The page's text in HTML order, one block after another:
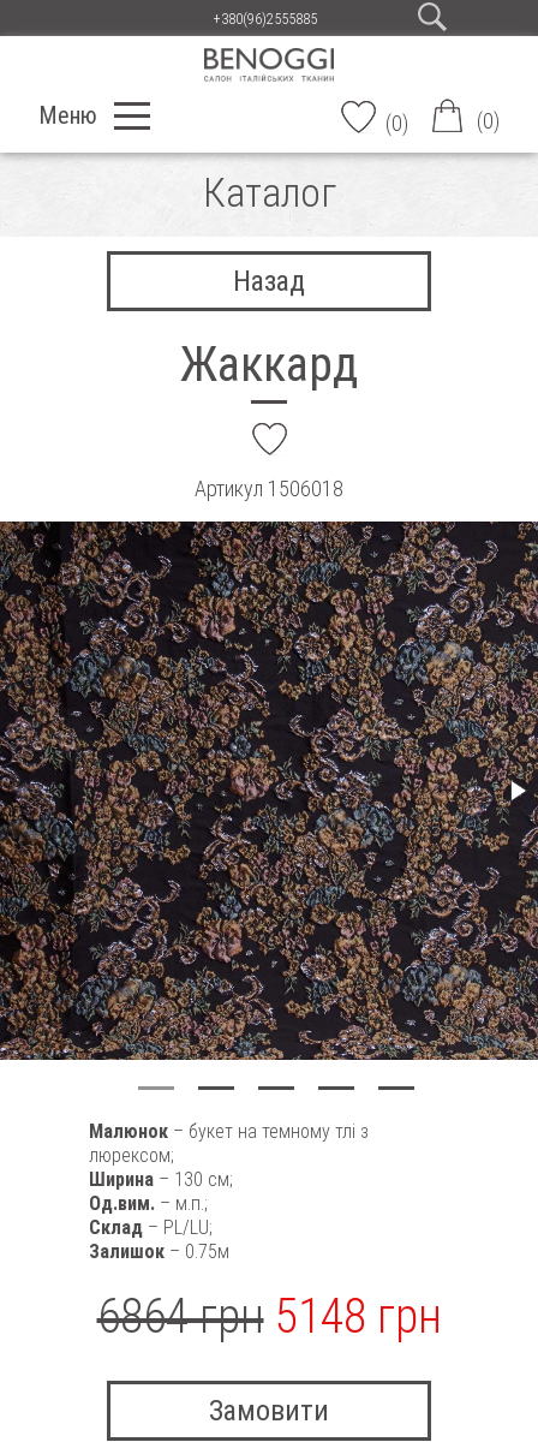
+380(96)2555885
Меню (0) (0)
Каталог
Назад
Жаккард
Артикул 1506018
Малюнок – букет на темному тлі з
люрексом;
Ширина – 130 см;
Од.вим. – м.п.;
Склад – PL/LU;
Залишок – 0.75м
6864 грн 5148 грн
Замовити